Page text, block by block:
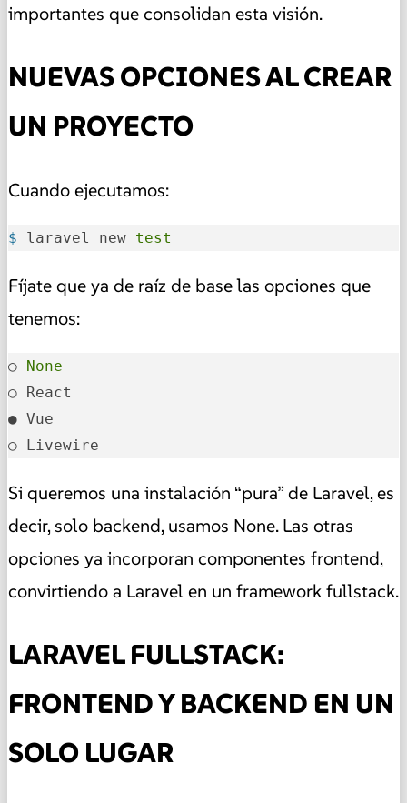
importantes que consolidan esta visión.
NUEVAS OPCIONES AL CREAR
UN PROYECTO
Cuando ejecutamos:
$ laravel new test
Fíjate que ya de raíz de base las opciones que
tenemos:
○ None
○
●
○ Livewire
Si queremos una instalación “pura” de Laravel, es
decir, solo backend, usamos None. Las otras
opciones ya incorporan componentes frontend,
convirtiendo a Laravel en un framework fullstack.
LARAVEL FULLSTACK:
FRONTEND Y BACKEND EN UN
SOLO LUGAR